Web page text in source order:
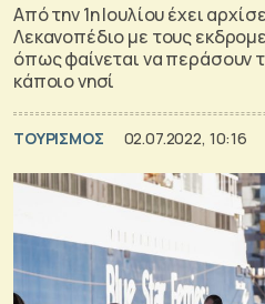
Από την 1η Ιουλίου έχει
Λεκανοπέδιο με τους
όπως φαίνεται να περάσουν
κάποιο νησί
ΤΟΥΡΙΣΜΟΣ 02.07.2022, 10:16